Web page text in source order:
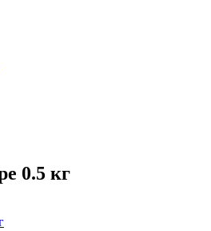
0.5 кг